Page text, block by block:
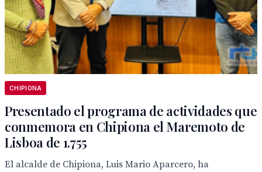
CHIPIONA
Presentado el programa de actividades que
conmemora en Chipiona el Maremoto de
Lisboa de 1.755
El alcalde de Chipiona, Luis Mario Aparcero, ha